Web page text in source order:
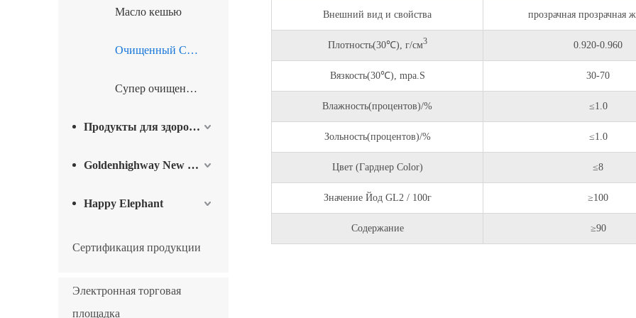
Масло кешью
Очищенный Cardanol
Супер очищенный Cardanol
Продукты для здоровья и благополучия
Goldenhighway New Materials
Happy Elephant
Сертификация продукции
Электронная торговая
площадка
Внешний вид и свойства прозрачная прозрачная
Плотность(30℃), г/см3 0.920-0.960
Вязкость(30℃), mpa.S 30-70
Влажность(процентов)/% ≤1.0
Зольность(процентов)/% ≤1.0
Цвет (Гарднер Color) ≤8
Значение Йод GL2 / 100г ≥100
Содержание ≥90